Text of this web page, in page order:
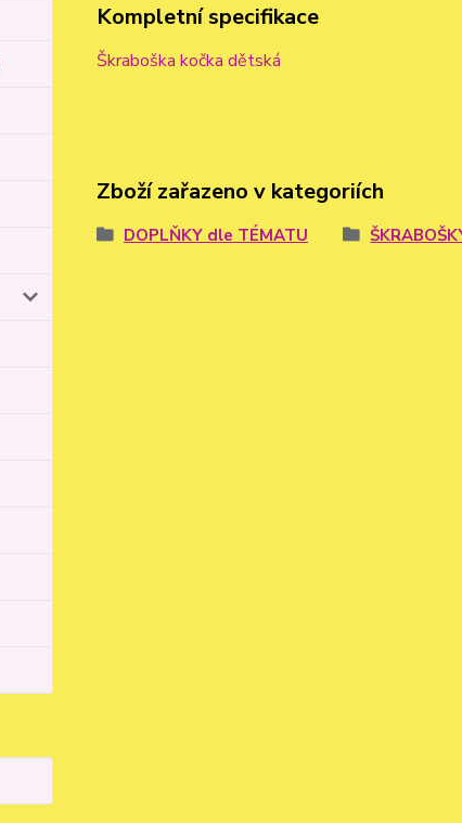
Kompletní specifikace
Škraboška kočka dětská
Zboží zařazeno v kategoriích
DOPLŇKY dle TÉMATU